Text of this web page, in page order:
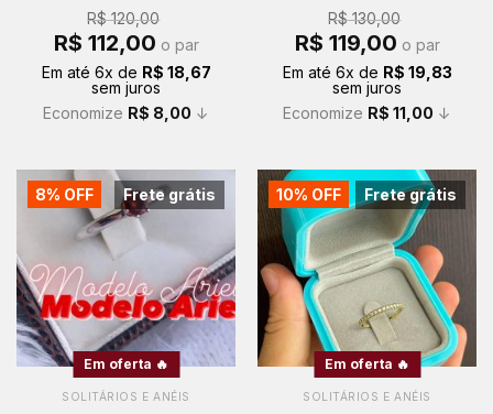
R$120,00
O
preço
era:
R$ 120,00.
R$ 112,00preço
é:
R$ 112,00.
o par
Em até 6x de R$ 18,67
sem juros
Economize R$ 8,00 ↓
R$130,00
O
preço
era:
R$ 130,00.
R$ 119,00preço
é:
R$ 119,00.
o par
Em até 6x de R$ 19,83
sem juros
Economize R$ 11,00 ↓
Frete grátis
8% OFF
Em oferta 🔥
SOLITÁRIOS E ANÉIS
Frete grátis
10% OFF
Em oferta 🔥
SOLITÁRIOS E ANÉIS